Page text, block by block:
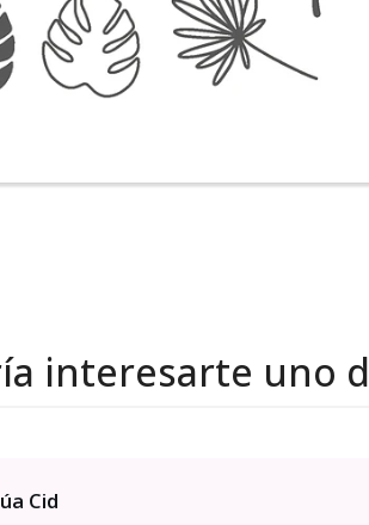
interesarte uno
Cid